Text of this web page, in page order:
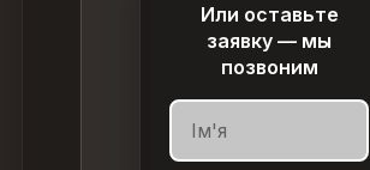
Или оставьте
заявку — мы
позвоним